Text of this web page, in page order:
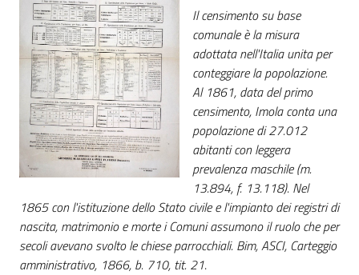
Patto
per
la
lettura
Seguici
Il censimento su base
comunale è la misura
adottata nell'Italia unita per
conteggiare la popolazione.
Al 1861, data del primo
censimento, Imola conta una
popolazione di 27.012
abitanti con leggera
prevalenza maschile (m.
13.894, f. 13.118). Nel
1865 con l'istituzione dello Stato civile e l'impianto dei registri di
nascita, matrimonio e morte i Comuni assumono il ruolo che per
secoli avevano svolto le chiese parrocchiali. Bim, ASCI, Carteggio
amministrativo, 1866, b. 710, tit. 21.